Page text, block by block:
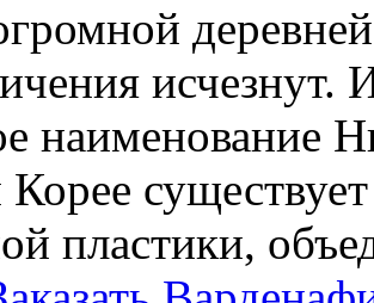
наименование
пластики,